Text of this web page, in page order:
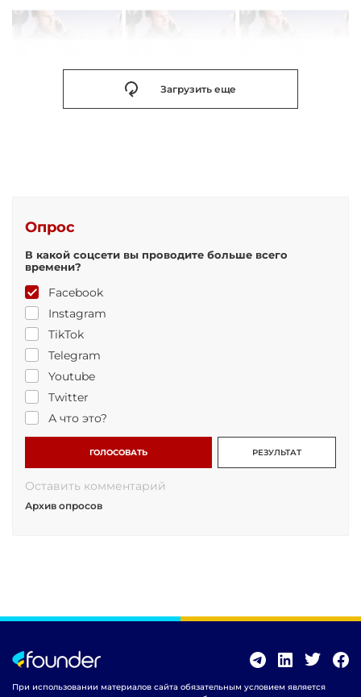
Загрузить еще
Опрос
В какой соцсети вы проводите больше всего
времени?
Facebook
Instagram
TikTok
Telegram
Youtube
Twitter
А что это?
ГОЛОСОВАТЬ РЕЗУЛЬТАТ
Оставить комментарий
Архив опросов
При использовании материалов сайта обязательным условием является